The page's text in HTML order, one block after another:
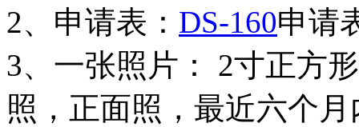
2、申请表： DS-160申请
3、一张照片： 2寸正方
照，正面照，最近六个